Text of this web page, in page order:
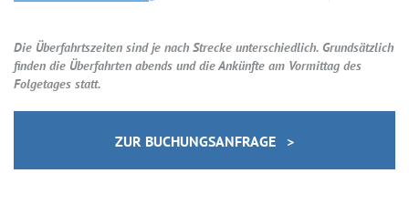
Die Überfahrtszeiten sind je nach Strecke unterschiedlich. Grundsätzlich
finden die Überfahrten abends und die Ankünfte am Vormittag des
Folgetages statt.
ZUR BUCHUNGSANFRAGE >